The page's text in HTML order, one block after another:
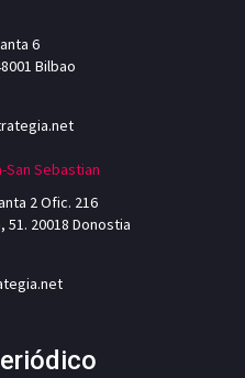
6
Bilbao
Sebastian
2 Ofic. 216
20018 Donostia